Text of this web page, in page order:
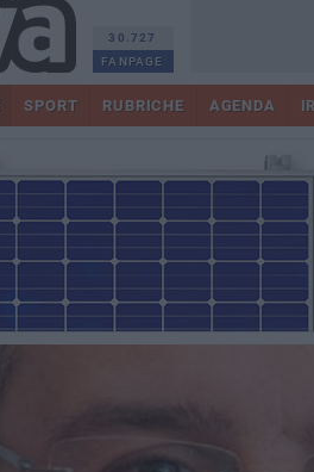
30.727
FANPAGE
SPORT RUBRICHE AGENDA